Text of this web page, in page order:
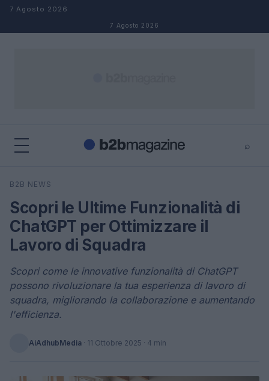
Salta al contenuto
7 Agosto 2026
7 Agosto 2026
⌕
Cerca
B2B NEWS
Scopri le Ultime Funzionalità di
ChatGPT per Ottimizzare il
Lavoro di Squadra
Scopri come le innovative funzionalità di ChatGPT
possono rivoluzionare la tua esperienza di lavoro di
squadra, migliorando la collaborazione e aumentando
l'efficienza.
AiAdhubMedia · 11 Ottobre 2025 · 4 min